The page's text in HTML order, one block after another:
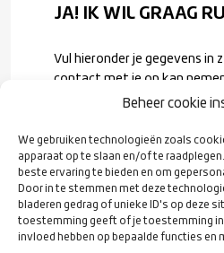
Beheer cookie
We gebruiken technologieën zoals
apparaat op te slaan en/of te
beste ervaring te bieden en om
Door in te stemmen met deze
bladeren gedrag of unieke ID's op deze
toestemming geeft of je toestemming
invloed hebben op bepaalde functies en
JA! IK WIL GRAAG
Vul hieronder je gegevens in
contact met je op kan
*
Achternaam*
E-mailadres